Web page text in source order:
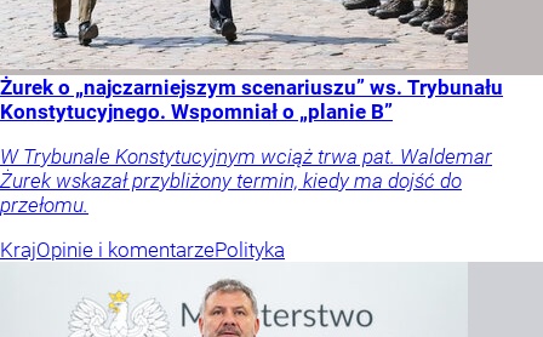
Żurek o „najczarniejszym scenariuszu” ws. Trybunału
Konstytucyjnego. Wspomniał o „planie B”
W Trybunale Konstytucyjnym wciąż trwa pat. Waldemar
Żurek wskazał przybliżony termin, kiedy ma dojść do
przełomu.
KrajOpinie i komentarzePolityka